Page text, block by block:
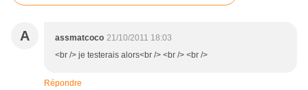
A assmatcoco 21/10/2011 18:03
<br /> je testerais alors<br /> <br /> <br />
Répondre